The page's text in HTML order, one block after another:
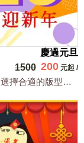
慶過元旦
1500 200 元起 /
最大輸出尺寸1920*700像素請選擇合適的版型，文字或相關商品圖須由買方提供文...